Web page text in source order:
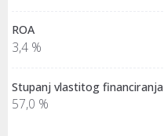
ROA
3,4 %
Stupanj vlastitog financiranja
57,0 %